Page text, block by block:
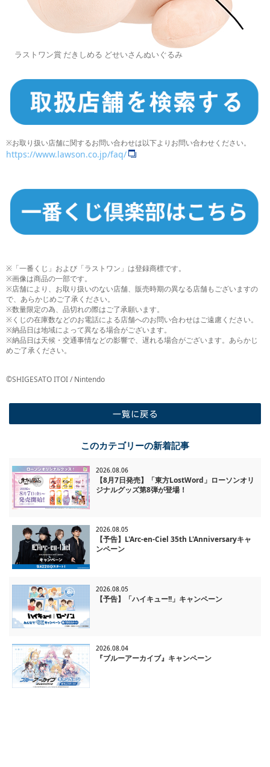
ラストワン賞 だきしめる どせいさんぬいぐるみ
※お取り扱い店舗に関するお問い合わせは以下よりお問い合わせください。
https://www.lawson.co.jp/faq/
※「一番くじ」および「ラストワン」は登録商標です。
※画像は商品の一部です。
※店舗により、お取り扱いのない店舗、販売時期の異なる店舗もございますの
で、あらかじめご了承ください。
※数量限定の為、品切れの際はご了承願います。
※くじの在庫数などのお電話による店舗へのお問い合わせはご遠慮ください。
※納品日は地域によって異なる場合がございます。
※納品日は天候・交通事情などの影響で、遅れる場合がございます。あらかじ
めご了承ください。
©SHIGESATO ITOI / Nintendo
このカテゴリーの新着記事
2026.08.06
【8月7日発売】「東方LostWord」ローソンオリ
ジナルグッズ第8弾が登場！
2026.08.05
【予告】L'Arc-en-Ciel 35th L'Anniversaryキャ
ンペーン
2026.08.05
【予告】「ハイキュー!!」キャンペーン
2026.08.04
『ブルーアーカイブ』キャンペーン